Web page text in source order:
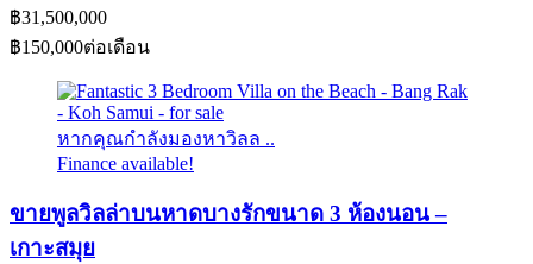
฿31,500,000
฿150,000ต่อเดือน
หากคุณกำลังมองหาวิลล ..
Finance available!
ขายพูลวิลล่าบนหาดบางรักขนาด 3 ห้องนอน –
เกาะสมุย